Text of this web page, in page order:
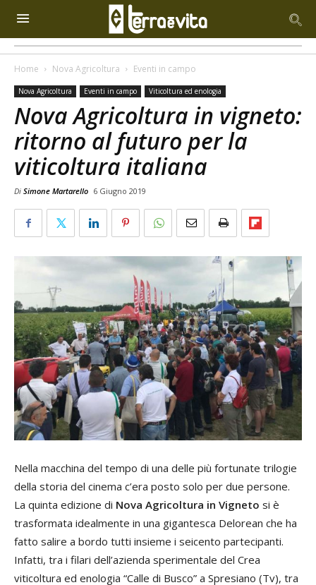
Home Nova Agricoltura Eventi in campo
Nova Agricoltura Eventi in campo Viticoltura ed enologia
Nova Agricoltura in vigneto:
ritorno al futuro per la
viticoltura italiana
Di Simone Martarello 6 Giugno 2019
Nella macchina del tempo di una delle più fortunate trilogie
della storia del cinema c’era posto solo per due persone.
La quinta edizione di Nova Agricoltura in Vigneto si è
trasformata idealmente in una gigantesca Delorean che ha
fatto salire a bordo tutti insieme i seicento partecipanti.
Infatti, tra i filari dell’azienda sperimentale del Crea
viticoltura ed enologia “Calle di Busco” a Spresiano (Tv), tra